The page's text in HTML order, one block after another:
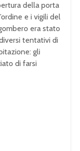
della porta
e i vigili del
era stato
tentativi di
gli
di farsi